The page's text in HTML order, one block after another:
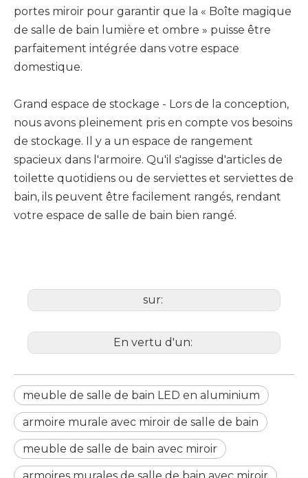
portes miroir pour garantir que la « Boîte magique
de salle de bain lumière et ombre » puisse être
parfaitement intégrée dans votre espace
domestique.
Grand espace de stockage - Lors de la conception,
nous avons pleinement pris en compte vos besoins
de stockage. Il y a un espace de rangement
spacieux dans l'armoire. Qu'il s'agisse d'articles de
toilette quotidiens ou de serviettes et serviettes de
bain, ils peuvent être facilement rangés, rendant
votre espace de salle de bain bien rangé.
sur:
En vertu d'un:
meuble de salle de bain LED en aluminium
armoire murale avec miroir de salle de bain
meuble de salle de bain avec miroir